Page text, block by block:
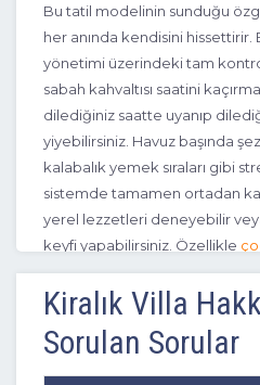
Bu tatil modelinin sunduğu
her anında kendisini
yönetimi üzerindeki tam
sabah kahvaltısı saatini
dilediğiniz saatte uyanıp
yiyebilirsiniz. Havuz başında
kalabalık yemek sıraları gibi
sistemde tamamen ortadan
yerel lezzetleri deneyebilir
keyfi yapabilirsiniz. Özellikle
arkadaş gruplarıiçin bu
yüksek seviyeye çıktığı,
Psikolojik araştırmalar,
olduğu ortamlarda daha hızlı
göstermektedir. Villada
Kiralık Villa
Sorulan Sorular